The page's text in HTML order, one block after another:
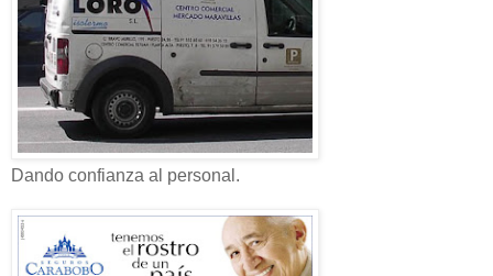
Dando confianza al personal.